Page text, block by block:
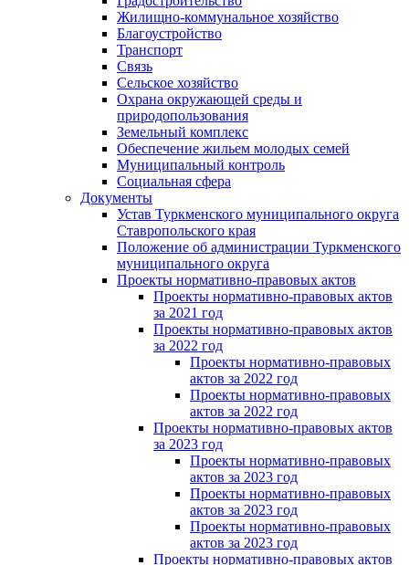
Жилищно-коммунальное хозяйство
Благоустройство
Транспорт
Связь
Сельское хозяйство
Охрана окружающей среды и
природопользования
Земельный комплекс
Обеспечение жильем молодых семей
Муниципальный контроль
Социальная сфера
Документы
Устав Туркменского муниципального округа
Ставропольского края
Положение об администрации Туркменского
муниципального округа
Проекты нормативно-правовых актов
Проекты нормативно-правовых актов
за 2021 год
Проекты нормативно-правовых актов
за 2022 год
Проекты нормативно-правовых
актов за 2022 год
Проекты нормативно-правовых
актов за 2022 год
Проекты нормативно-правовых актов
за 2023 год
Проекты нормативно-правовых
актов за 2023 год
Проекты нормативно-правовых
актов за 2023 год
Проекты нормативно-правовых
актов за 2023 год
Проекты нормативно-правовых актов